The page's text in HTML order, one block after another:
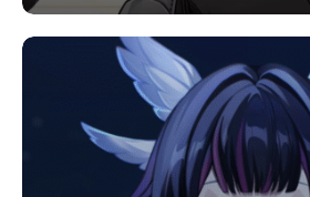
janeiro 30, 2026